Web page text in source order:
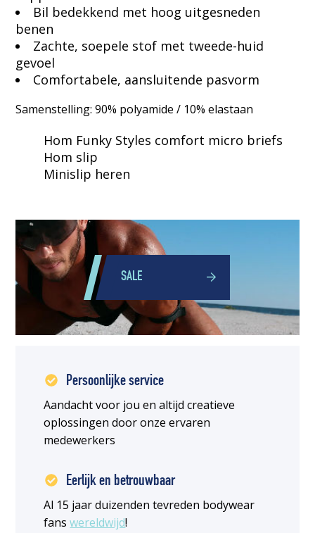
Bil bedekkend met hoog uitgesneden
benen
Zachte, soepele stof met tweede-huid
gevoel
Comfortabele, aansluitende pasvorm
Samenstelling: 90% polyamide / 10% elastaan
Hom Funky Styles comfort micro briefs
Hom slip
Minislip heren
SALE
Persoonlijke service
Aandacht voor jou en altijd creatieve
oplossingen door onze ervaren
medewerkers
Eerlijk en betrouwbaar
Al 15 jaar duizenden tevreden bodywear
fanswereldwijd!